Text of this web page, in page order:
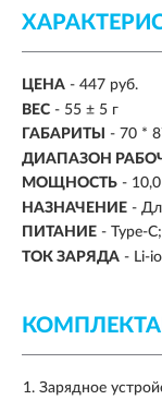
ЦЕНА - 447 руб.
ВЕС - 55 ± 5 г
ГАБАРИТЫ
- 70 *
ДИАПАЗОН
МОЩНОСТЬ -
НАЗНАЧЕНИЕ -
ПИТАНИЕ - Type-
ТОК ЗАРЯДА - Li-
Зарядное